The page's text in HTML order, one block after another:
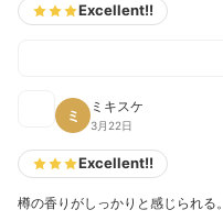
Excellent!!
ミ ミキスケ
3月22日
Excellent!!
樽の香りがしっかりと感じられる。